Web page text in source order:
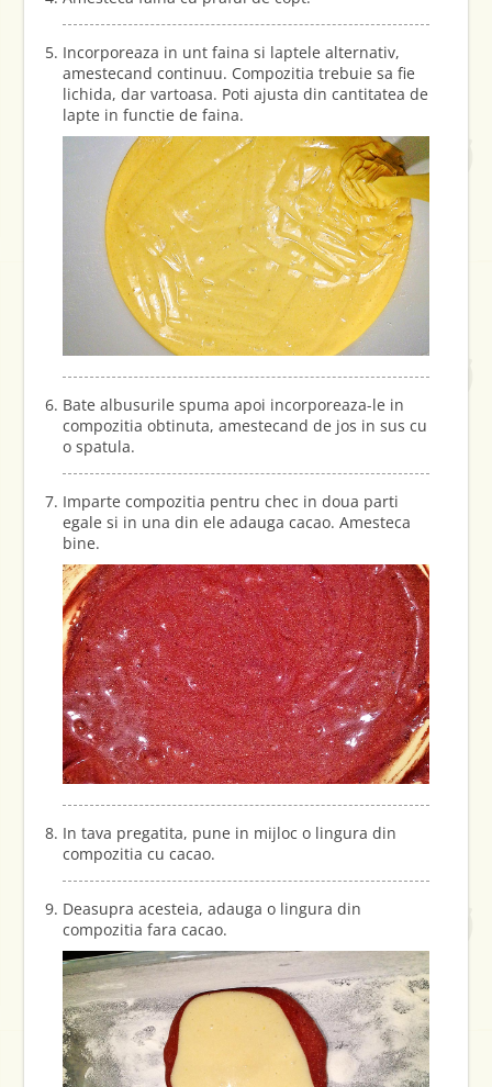
Incorporeaza in unt faina si laptele alternativ,
amestecand continuu. Compozitia trebuie sa fie
lichida, dar vartoasa. Poti ajusta din cantitatea de
lapte in functie de faina.
Bate albusurile spuma apoi incorporeaza-le in
compozitia obtinuta, amestecand de jos in sus cu
o spatula.
Imparte compozitia pentru chec in doua parti
egale si in una din ele adauga cacao. Amesteca
bine.
In tava pregatita, pune in mijloc o lingura din
compozitia cu cacao.
Deasupra acesteia, adauga o lingura din
compozitia fara cacao.